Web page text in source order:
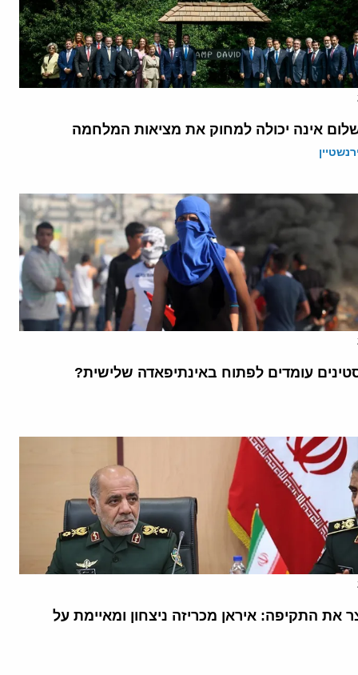
אינה יכולה למחוק את מציאות המלחמה
עומדים לפתוח באינתיפאדה שלישית?
את התקיפה: איראן מכריזה ניצחון ומאיימת על